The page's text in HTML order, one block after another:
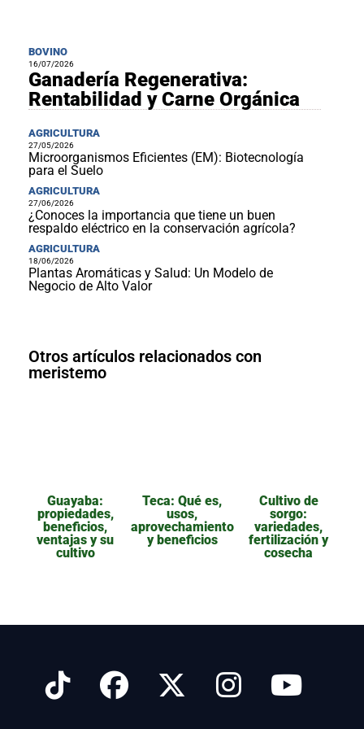
BOVINO
16/07/2026
Ganadería Regenerativa:
Rentabilidad y Carne Orgánica
AGRICULTURA
27/05/2026
Microorganismos Eficientes (EM): Biotecnología
para el Suelo
AGRICULTURA
27/06/2026
¿Conoces la importancia que tiene un buen
respaldo eléctrico en la conservación agrícola?
AGRICULTURA
18/06/2026
Plantas Aromáticas y Salud: Un Modelo de
Negocio de Alto Valor
Otros artículos relacionados con
meristemo
Guayaba:
propiedades,
beneficios,
ventajas y su
cultivo
Teca: Qué es,
usos,
aprovechamiento
y beneficios
Cultivo de
sorgo:
variedades,
fertilización y
cosecha